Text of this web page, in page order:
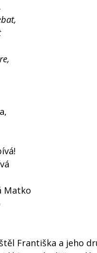
Matko
Františka a jeho